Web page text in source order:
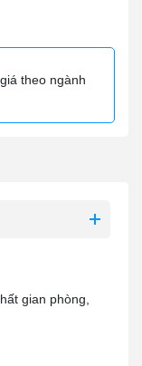
theo ngành
gian phòng,